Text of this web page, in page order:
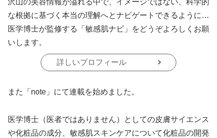
な根拠に基づく本当の理解へとナビゲートできるように…
医学博士が監修する「敏感肌ナビ」をどうぞよろしくお願
いします。
詳しいプロフィール
また「note」にて連載を始めました。
医学博士（医者ではありません）としての皮膚サイエンス
や化粧品の成分、敏感肌スキンケアについて化粧品の開発